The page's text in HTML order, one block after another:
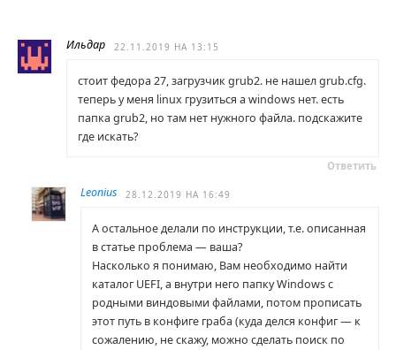
Ильдар 22.11.2019 НА 13:15
стоит федора 27, загрузчик grub2. не нашел grub.cfg.
теперь у меня linux грузиться а windows нет. есть
папка grub2, но там нет нужного файла. подскажите
где искать?
Ответить
Leonius 28.12.2019 НА 16:49
А остальное делали по инструкции, т.е. описанная
в статье проблема — ваша?
Насколько я понимаю, Вам необходимо найти
каталог UEFI, а внутри него папку Windows с
родными виндовыми файлами, потом прописать
этот путь в конфиге граба (куда делся конфиг — к
сожалению, не скажу, можно сделать поиск по